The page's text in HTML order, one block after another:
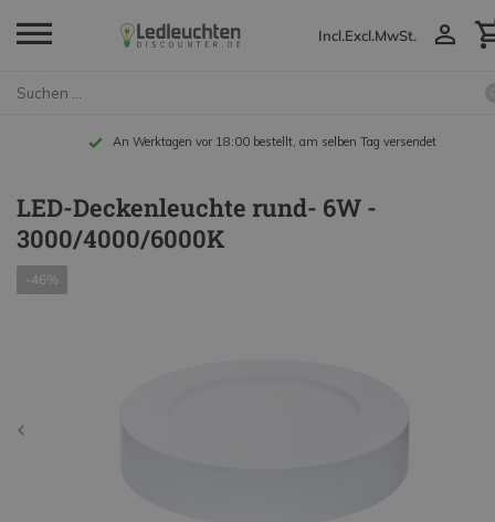
Incl.Excl.MwSt.
An Werktagen vor 18:00 bestellt, am selben Tag versendet
LED-Deckenleuchte rund- 6W -
3000/4000/6000K
-46%